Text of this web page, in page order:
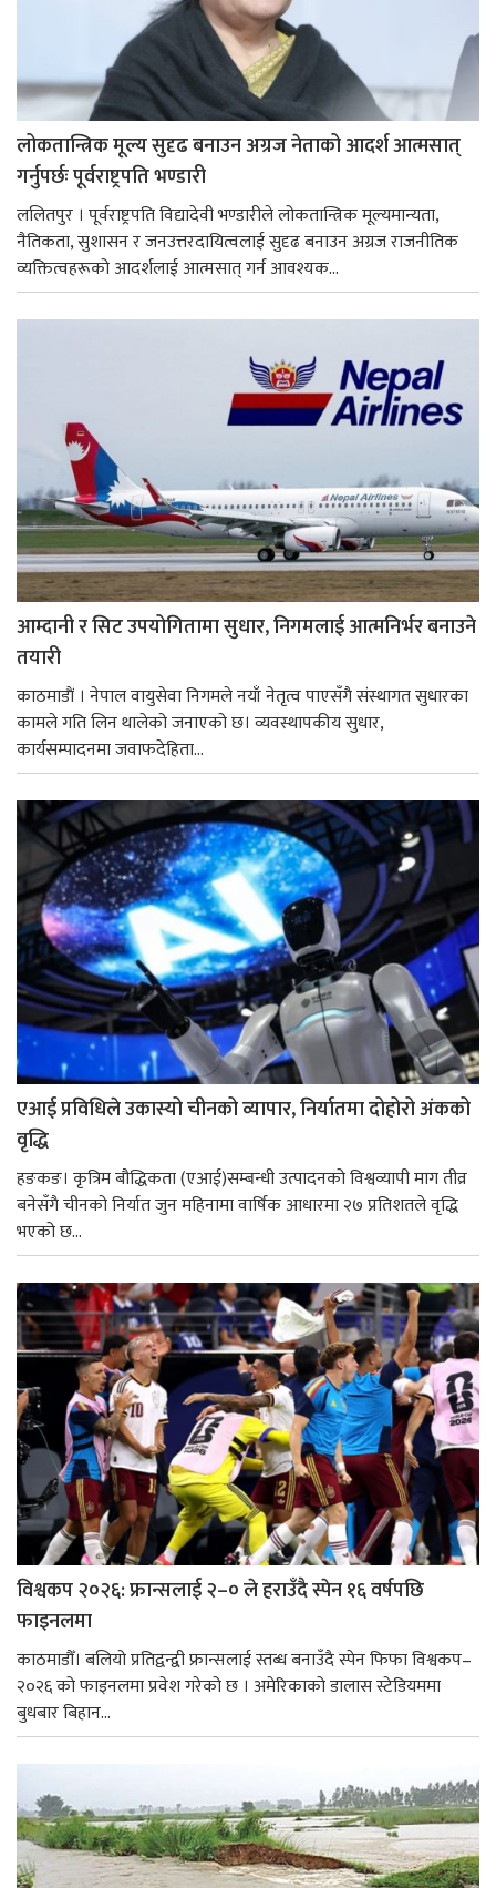
लोकतान्त्रिक मूल्य सुदृढ बनाउन अग्रज नेताको आदर्श आत्मसात्
गर्नुपर्छः पूर्वराष्ट्रपति भण्डारी
ललितपुर । पूर्वराष्ट्रपति विद्यादेवी भण्डारीले लोकतान्त्रिक मूल्यमान्यता,
नैतिकता, सुशासन र जनउत्तरदायित्वलाई सुदृढ बनाउन अग्रज राजनीतिक
व्यक्तित्वहरूको आदर्शलाई आत्मसात् गर्न आवश्यक...
आम्दानी र सिट उपयोगितामा सुधार, निगमलाई आत्मनिर्भर बनाउने
तयारी
काठमाडाैं । नेपाल वायुसेवा निगमले नयाँ नेतृत्व पाएसँगै संस्थागत सुधारका
कामले गति लिन थालेको जनाएको छ। व्यवस्थापकीय सुधार,
कार्यसम्पादनमा जवाफदेहिता...
एआई प्रविधिले उकास्यो चीनको व्यापार, निर्यातमा दोहोरो अंकको
वृद्धि
हङकङ। कृत्रिम बौद्धिकता (एआई)सम्बन्धी उत्पादनको विश्वव्यापी माग तीव्र
बनेसँगै चीनको निर्यात जुन महिनामा वार्षिक आधारमा २७ प्रतिशतले वृद्धि
भएको छ...
विश्वकप २०२६: फ्रान्सलाई २–० ले हराउँदै स्पेन १६ वर्षपछि
फाइनलमा
काठमाडौँ। बलियो प्रतिद्वन्द्वी फ्रान्सलाई स्तब्ध बनाउँदै स्पेन फिफा विश्वकप–
२०२६ को फाइनलमा प्रवेश गरेको छ । अमेरिकाको डालास स्टेडियममा
बुधबार बिहान...